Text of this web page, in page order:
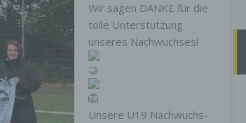
Wir sagen DANKE für die
tolle Unterstützung
unseres Nachwuchses!
Unsere U19 Nachwuchs-